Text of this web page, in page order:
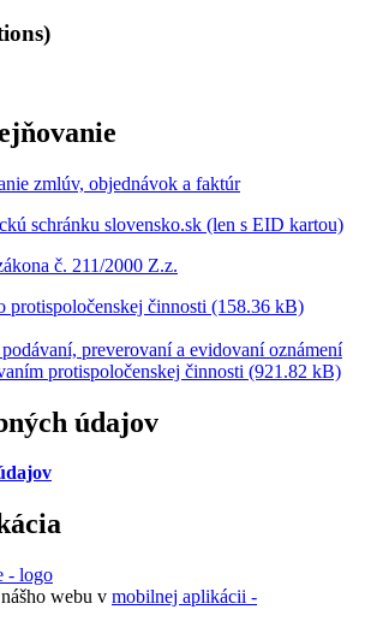
schránku slovensko.sk (len s EID kartou)
č. 211/2000 Z.z.
protispoločenskej činnosti (158.36 kB)
preverovaní a evidovaní oznámení
protispoločenskej činnosti (921.82 kB)
údajov
webu v mobilnej aplikácii -